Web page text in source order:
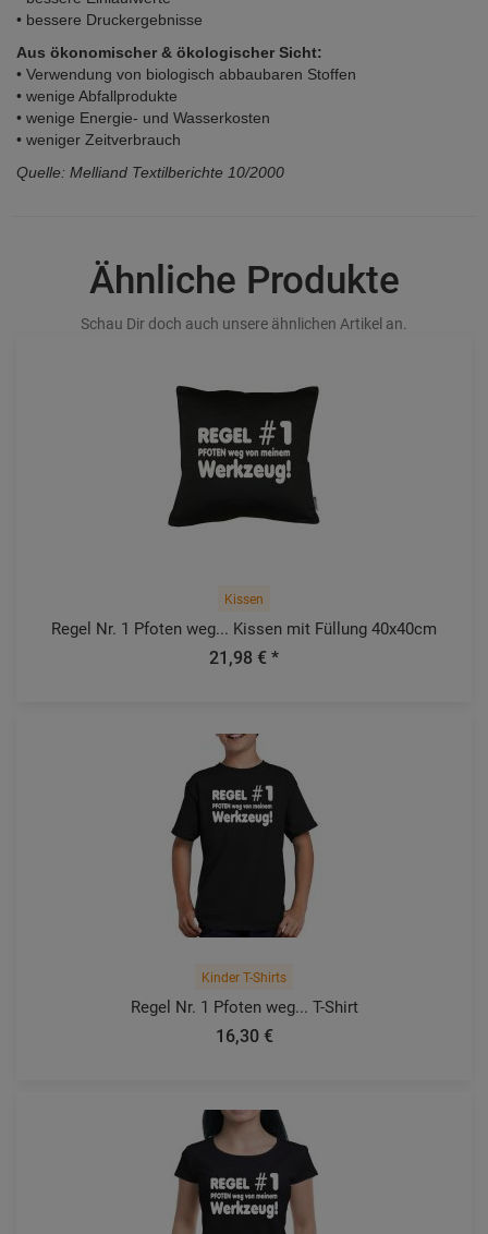
• bessere Druckergebnisse
Aus ökonomischer & ökologischer Sicht:
• Verwendung von biologisch abbaubaren Stoffen
• wenige Abfallprodukte
• wenige Energie- und Wasserkosten
• weniger Zeitverbrauch
Quelle: Melliand Textilberichte 10/2000
Ähnliche Produkte
Schau Dir doch auch unsere ähnlichen Artikel an.
Kissen
Regel Nr. 1 Pfoten weg... Kissen mit Füllung 40x40cm
21,98 € *
Kinder T-Shirts
Regel Nr. 1 Pfoten weg... T-Shirt
16,30 €